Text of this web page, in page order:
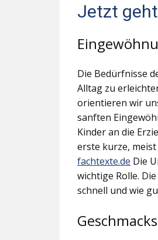
Jetzt
Die Bedürfnisse
Alltag zu
orientieren wir
sanften
Kinder an die
erste kurze,
fachtexte.de Die
wichtige Rolle.
schnell und wie